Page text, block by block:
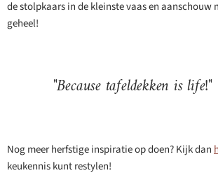
de stolpkaars in de kleinste vaas en aanschouw
geheel!
"Because tafeldekken is
Nog meer herfstige inspiratie op doen? Kijk dan
keukennis kunt restylen!